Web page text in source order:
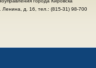
Ленина, д. 16, тел.: (815-31) 98-700